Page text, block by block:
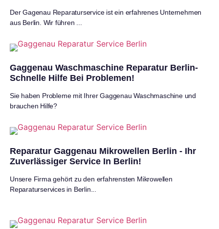
Der Gagenau Reparaturservice ist ein erfahrenes Unternehmen
aus Berlin. Wir führen ...
Gaggenau Waschmaschine Reparatur Berlin-
Schnelle Hilfe Bei Problemen!
Sie haben Probleme mit Ihrer Gaggenau Waschmaschine und
brauchen Hilfe?
Reparatur Gaggenau Mikrowellen Berlin - Ihr
Zuverlässiger Service In Berlin!
Unsere Firma gehört zu den erfahrensten Mikrowellen
Reparaturservices in Berlin...